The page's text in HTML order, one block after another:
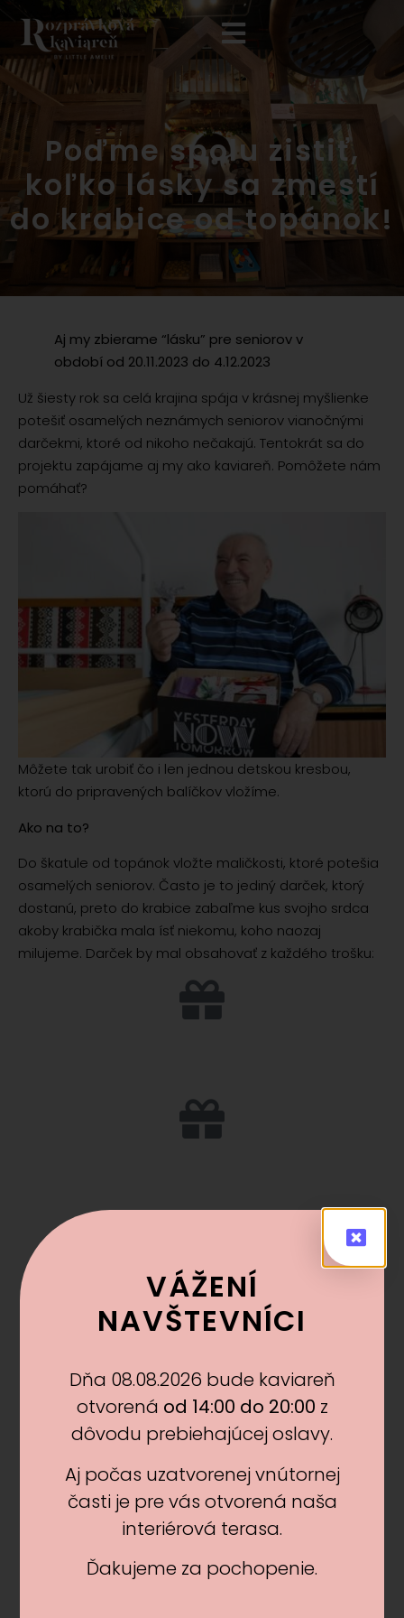
Poďme spolu zistiť,
koľko lásky sa zmestí
do krabice od topánok!
Aj my zbierame “lásku” pre seniorov v
období od 20.11.2023 do 4.12.2023
Už šiesty rok sa celá krajina spája v krásnej myšlienke
potešiť osamelých neznámych seniorov vianočnými
darčekmi, ktoré od nikoho nečakajú. Tentokrát sa do
projektu zapájame aj my ako kaviareň. Pomôžete nám
pomáhať?
Môžete tak urobiť čo i len jednou detskou kresbou,
ktorú do pripravených balíčkov vložíme.
Ako na to?
Do škatule od topánok vložte maličkosti, ktoré potešia
osamelých seniorov. Často je to jediný darček, ktorý
dostanú, preto do krabice zabaľme kus svojho srdca
akoby krabička mala ísť niekomu, koho naozaj
milujeme. Darček by mal obsahovať z každého trošku:
tyčinky, slané keksy, praclíky, kukuričné chrumky, krekry…
Niečo teplé
káva, ovocný čaj, cappuccino, horúca čokoláda, bylinný
Niečo mäkké
teplé ponožky, papučky, rukavice, čiapka, šál, uteráčik…
Niečo voňavé
sprchový gél, telové mlieko, krém na ruky, balzam na
VÁŽENÍ
NAVŠTEVNÍCI​​
Dňa 08.08.2026 bude kaviareň
otvorená od 14:00 do 20:00 z
dôvodu prebiehajúcej oslavy.
Aj počas uzatvorenej vnútornej
časti je pre vás otvorená naša
interiérová terasa.
Ďakujeme za pochopenie.